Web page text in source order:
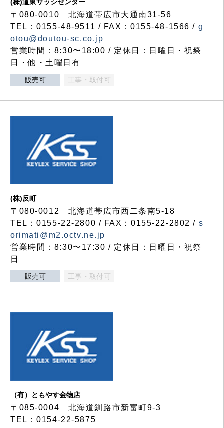
〒080-0010 北海道帯広市大通南31-56
TEL：0155-48-9511 / FAX：0155-48-1566 / g
otou@doutou-sc.co.jp
営業時間：8:30〜18:00 / 定休日：日曜日・祝祭
日・他・土曜日有
販売可 工事・取付可
(株)反町
〒080-0012 北海道帯広市西二条南5-18
TEL：0155-22-2800 / FAX：0155-22-2802 / s
orimati@m2.octv.ne.jp
営業時間：8:30〜17:30 / 定休日：日曜日・祝祭
日
販売可 工事・取付可
（有）ともやす金物店
〒085-0004 北海道釧路市新富町9-3
TEL：0154-22-5875